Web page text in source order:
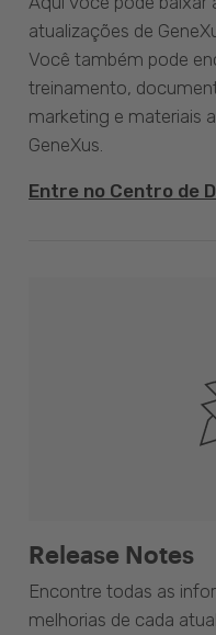
atualizações de
Você também pode
treinamento,
marketing e materiais
GeneXus.
Entre no Centro de
Release Notes
Encontre todas as
melhorias de cada